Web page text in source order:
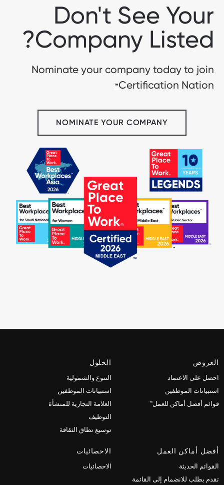
Don't See Your
Company Listed?
Nominate your company today to join
Certification Nation
™
NOMINATE YOUR COMPANY
العروض
احصل على الاعتماد
استبيانات الموظفين
قوائم أفضل أماكن للعمل™
الحلول
التنوع والشمولية
استبيانات الموظفين
العلامة التجارية للمنشأة
التوظيف
توسيع نطاق الثقافة
أفضل أماكن العمل
القوائم الحديثة
تقدم بطلب للانضمام إلى القائمة
الاحصائيات
الاحصائيات